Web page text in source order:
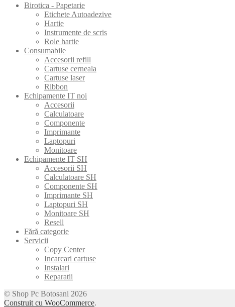
Birotica - Papetarie
Etichete Autoadezive
Hartie
Instrumente de scris
Role hartie
Consumabile
Accesorii refill
Cartuse cerneala
Cartuse laser
Ribbon
Echipamente IT noi
Accesorii
Calculatoare
Componente
Imprimante
Laptopuri
Monitoare
Echipamente IT SH
Accesorii SH
Calculatoare SH
Componente SH
Imprimante SH
Laptopuri SH
Monitoare SH
Resell
Fără categorie
Servicii
Copy Center
Incarcari cartuse
Instalari
Reparatii
© Shop Pc Botosani 2026
Construit cu WooCommerce.